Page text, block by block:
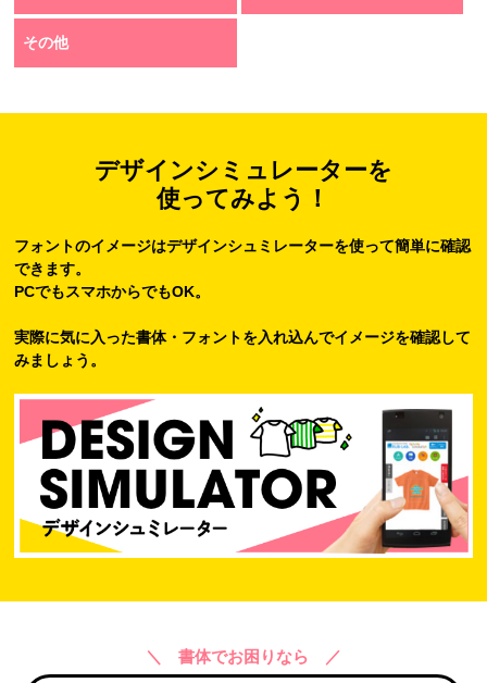
その他
デザインシミュレーターを
使ってみよう！
フォントのイメージはデザインシュミレーターを使って簡単に確認
できます。
PCでもスマホからでもOK。
実際に気に入った書体・フォントを入れ込んでイメージを確認して
みましょう。
＼ 書体でお困りなら ／